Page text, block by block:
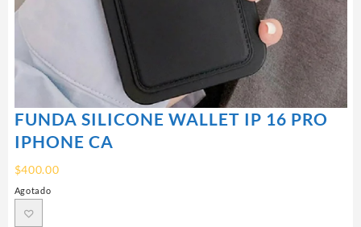
FUNDA SILICONE WALLET IP 16 PRO
IPHONE CA
$400.00
Agotado